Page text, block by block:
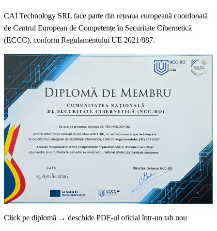
CAI Technology SRL face parte din rețeaua europeană coordonată
de Centrul European de Competențe în Securitate Cibernetică
(ECCC), conform Regulamentului UE 2021/887.
Click pe diplomă → deschide PDF-ul oficial într-un tab nou